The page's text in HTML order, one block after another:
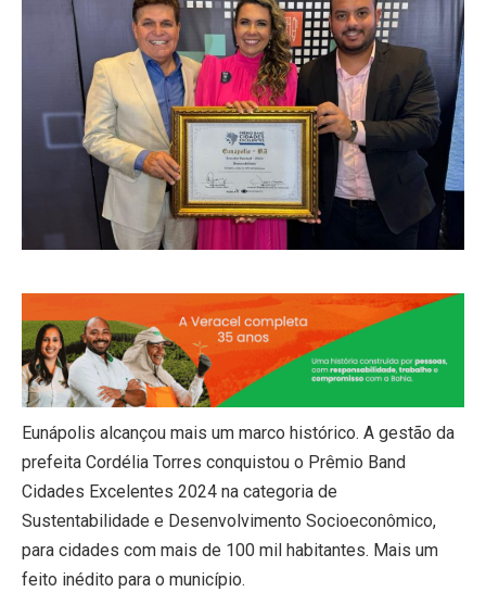
Eunápolis alcançou mais um marco histórico. A gestão da
prefeita Cordélia Torres conquistou o Prêmio Band
Cidades Excelentes 2024 na categoria de
Sustentabilidade e Desenvolvimento Socioeconômico,
para cidades com mais de 100 mil habitantes. Mais um
feito inédito para o município.